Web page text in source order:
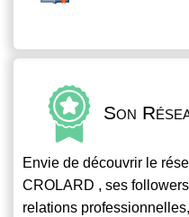
Son
Envie de découvrir le
CROLARD , ses
relations